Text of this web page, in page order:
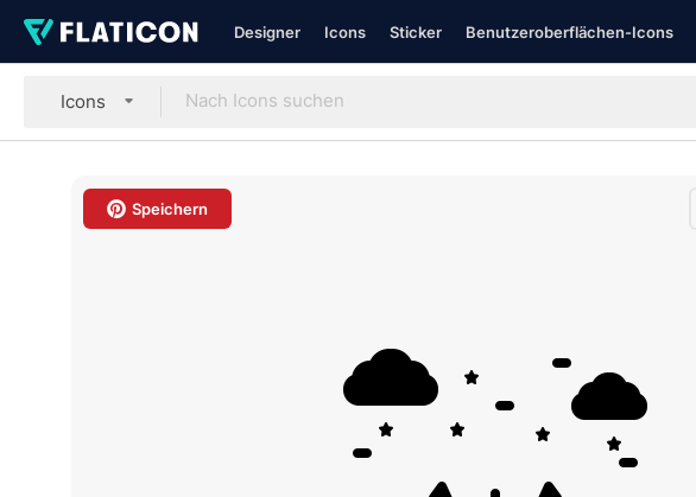
Designer Icons Sticker Benutzeroberflächen-Icons
Icons
Speichern